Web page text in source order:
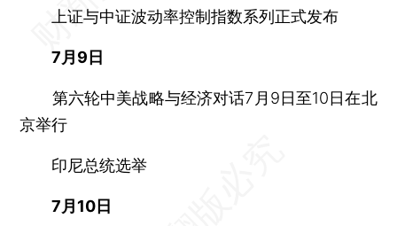
上证与中证波动率控制指数系列正式发布
7月9日
第六轮中美战略与经济对话7月9日至10日在北
京举行
印尼总统选举
7月10日